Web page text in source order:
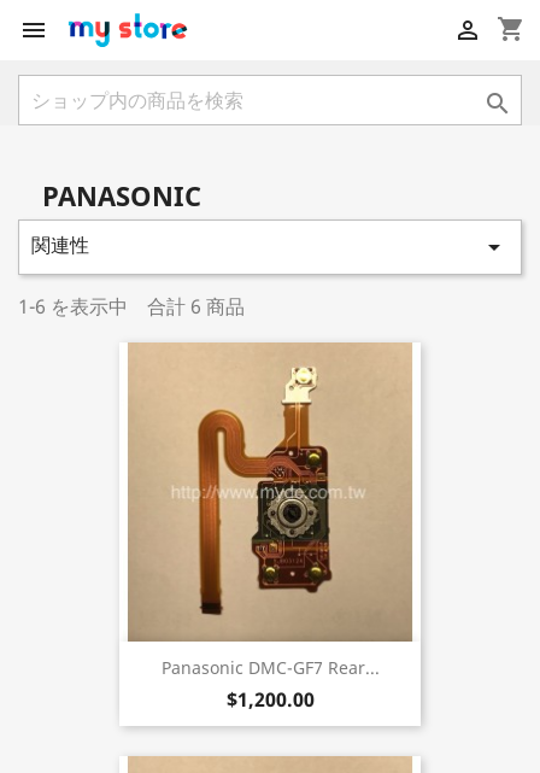
 shopping_cart


PANASONIC
関連性 
1-6 を表示中 合計 6 商品
Panasonic DMC-GF7 Rear...
$1,200.00